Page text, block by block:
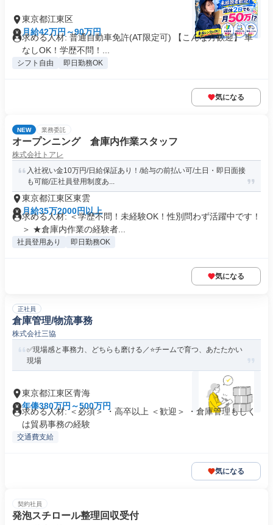
東京都江東区
月給42万円～90万円
求める人材: 普通自動車免許(AT限定可) 【こんな方歓迎】 車
なしOK！学歴不問！...
シフト自由 即日勤務OK
気になる
NEW 業務委託
オープンニング 倉庫内作業スタッフ
株式会社トアレ
入社祝い金10万円/日給保証あり！/給与の前払い可/土日・即日面接
も可能/正社員登用制度あ...
東京都江東区東雲
月給35万2000円以上
求める人材: ＜学歴不問！未経験OK！性別問わず活躍中です！
＞ ★倉庫内作業の経験者...
社員登用あり 即日勤務OK
気になる
正社員
倉庫管理/物流事務
株式会社三協
✅現場感と事務力、どちらも磨ける／⭐チームで育つ、あたたかい
現場
東京都江東区青海
年俸380万円～500万円
求める人材: ＜必須＞ ・高卒以上 ＜歓迎＞ ・倉庫管理もしく
は貿易事務の経験
交通費支給
気になる
契約社員
発泡スチロール整理回収受付